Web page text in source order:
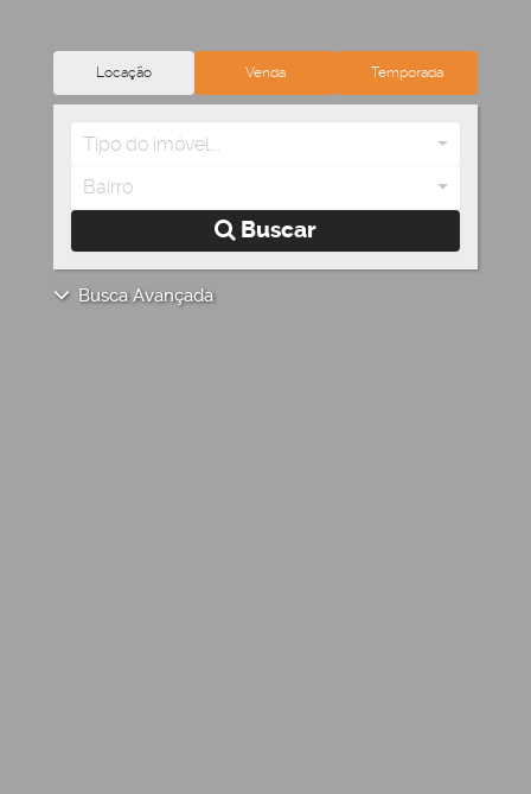
Locação Venda Temporada
Tipo do imóvel...
Bairro
Buscar
Busca Avançada